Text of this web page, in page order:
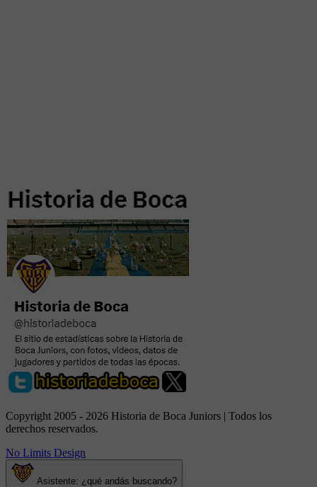
Copyright 2005 - 2026 Historia de Boca Juniors | Todos los
derechos reservados.
No Limits Design
Asistente: ¿qué andás buscando?